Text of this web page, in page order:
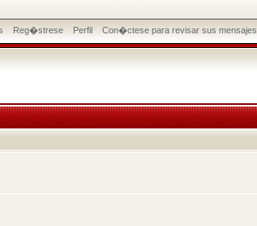
Reg�strese Perfil Con�ctese para revisar sus mensajes